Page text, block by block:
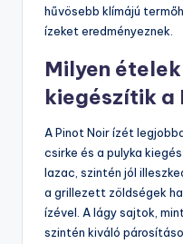
hűvösebb klímájú
ízeket eredményeznek.
Milyen
kiegészítik a
A Pinot Noir ízét
csirke és a pulyka
lazac, szintén jól
a grillezett zöldségek
ízével. A lágy sajtok,
szintén kiváló